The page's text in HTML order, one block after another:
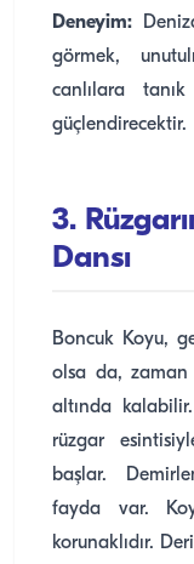
Deneyim:
görmek,
canlılara
güçlendirecektir.
3.
Dansı
Boncuk Koyu,
olsa da, zaman
altında
rüzgar
başlar.
fayda var.
korunaklıdır.